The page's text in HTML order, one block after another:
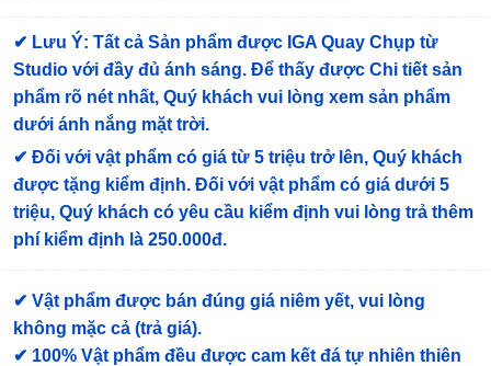
✔ Lưu Ý: Tất cả Sản phẩm được IGA Quay Chụp từ
Studio với đầy đủ ánh sáng. Để thấy được Chi tiết sản
phẩm rõ nét nhất, Quý khách vui lòng xem sản phẩm
dưới ánh nắng mặt trời.
✔ Đối với vật phẩm có giá từ 5 triệu trở lên, Quý khách
được tặng kiểm định. Đối với vật phẩm có giá dưới 5
triệu, Quý khách có yêu cầu kiểm định vui lòng trả thêm
phí kiểm định là 250.000đ.
✔ Vật phẩm được bán đúng giá niêm yết, vui lòng
không mặc cả (trả giá).
✔ 100% Vật phẩm đều được cam kết đá tự nhiên thiên